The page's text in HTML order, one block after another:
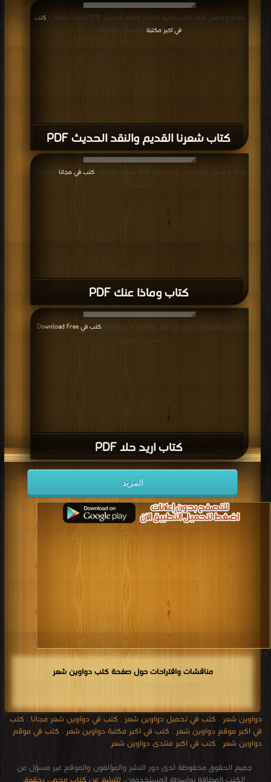
كتاب شعرنا القديم والنقد الحديث PDF
قراءة و تحميل كتاب كتاب شعرنا القديم والنقد الحديث PDF مجانا | مكتبة >
كتب
في اكبر مكتبة
| التحميل : مرة/مرات
كتاب وماذا عنك PDF
قراءة و تحميل كتاب كتاب وماذا عنك PDF مجانا | مكتبة > كتب في مجانا | التحميل :
مرة/مرات
كتاب اريد حلا PDF
قراءة و تحميل كتاب كتاب اريد حلا PDF مجانا | مكتبة > كتب في Download Free
التحميل : مرة/مرات
المزيد
مناقشات واقتراحات حول صفحة كتب دواوين شعر
دواوين شعر , كتب في تحميل دواوين شعر , كتب في دواوين شعر مجانا , كتب
في اكبر موقع دواوين شعر , كتب في اكبر مكتبة دواوين شعر , كتب في موقع
دواوين شعر , كتب في اكبر منتدى دواوين شعر
جميع الحقوق محفوظة لدى دور النشر والمؤلفون والموقع غير مسؤل عن